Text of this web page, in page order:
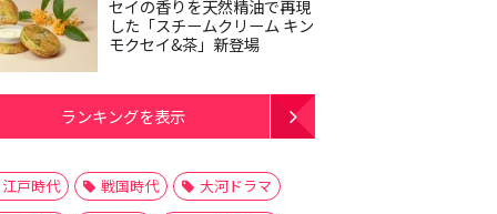
セイの香りを天然精油で再現
した「スチームクリーム キン
モクセイ&茶」新登場
ランキングを表示
江戸時代 戦国時代
大河ドラマ